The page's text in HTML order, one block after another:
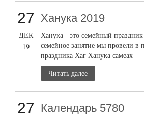
27
ДЕК
19
Ханука 2019
Ханука - это семейный
семейное занятие мы провели в
праздника Хаг Ханука самеах
Читать далее
27 Календарь 5780